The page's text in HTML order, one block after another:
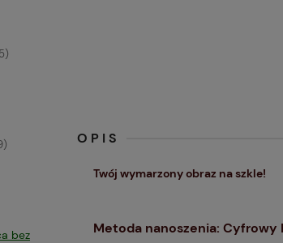
bez
OPIS
Twój wymarzony obraz na szkle!
Metoda nanoszenia: Cyfrowy